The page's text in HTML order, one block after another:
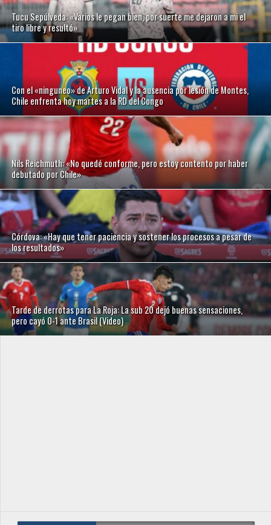
Tucu Sepúlveda: «Varios le pegan bien, por suerte me dejaron a mi el
tiro libre y resultó»
Con el «ninguneo» de Arturo Vidal y la ausencia por lesión de Montes,
Chile enfrenta hoy martes a la RD del Congo
Nils Reichmuth: «No quedé conforme, pero estoy contento por haber
debutado por Chile»
Córdova: «Hay que tener paciencia y sostener los procesos a pesar de
los resultados»
Tarde de derrotas para La Roja: La sub 20 dejó buenas sensaciones,
pero cayó 0-1 ante Brasil (Video)